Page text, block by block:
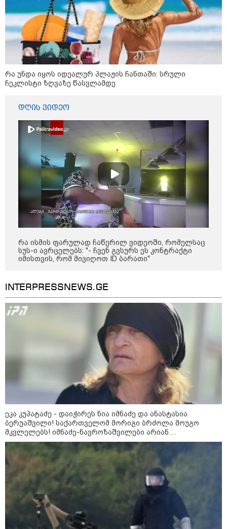
კატეგორიები
6
აგვისტო
1-დღიანი ტურები თბილისიდან:
სად წავიდეთ დილით და
დავბრუნდეთ საღამოს?
ბოსტანი აივანზე: რომელი
რა უნდა იყოს იდეალურ პლაჟის
ჩანთაში: სრული ჩეკლისტი
ზღვაზე წასვლამდე
კონფლიქტები
რა უნდა იყოს იდეალურ პლაჟის ჩანთაში: სრული
ჩეკლისტი ზღვაზე წასვლამდე
დღის ვიდეო
რა ისმის ფარულად ჩაწერილ ვიდეოში, რომელსაც
სუს-ი ავრცელებს: "- ჩვენ გვსურს ეს კონტრაქტი
იმისთვის, რომ მივიღოთ ID ბარათი"
INTERPRESSNEWS.GE
ეკა კუპატაძე - დაიჭირეს ნია იმნაძე და ანასტასია
ბერუაშვილი! საქართველომ მორიგი ბრძოლა მოუგო
მკვლელებს! იმნაძე-ნავროზაშვილები არიან
მანიპულატორები, კადრებში მე ვნახე თამუნა
ნავროზაშვილის ისტერიკების ფონზე წყნარად მდგარი
პოლიცია